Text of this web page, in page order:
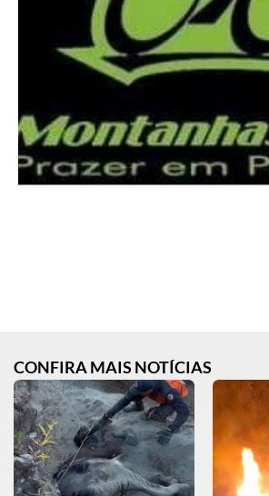
CONFIRA MAIS NOTÍCIAS